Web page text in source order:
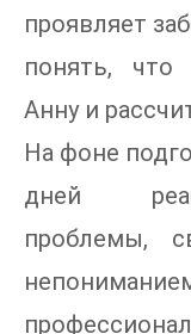
проявляет
понять, что
Анну и
На фоне
дней
проблемы,